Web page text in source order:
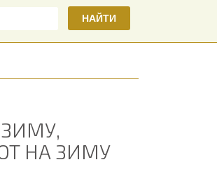
НАЙТИ
НА ЗИМУ